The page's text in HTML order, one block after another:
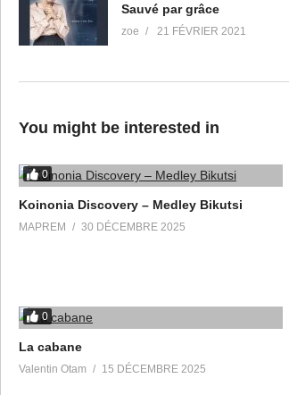
Music Publisher: new age music entertainment
Sauvé par grâce
zoe 21 FÉVRIER 2021
You might be interested in
0
Koinonia Discovery – Medley Bikutsi
MAPREM 30 DÉCEMBRE 2025
0
La cabane
Valentin Otam 15 DÉCEMBRE 2025